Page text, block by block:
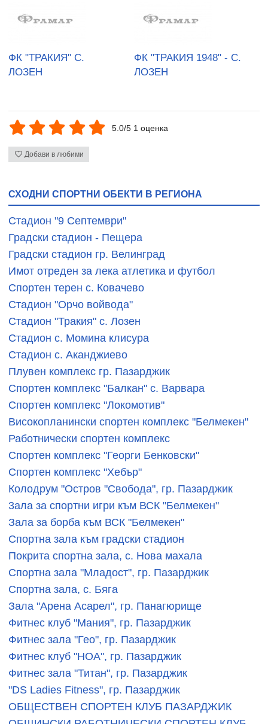
ФК "ТРАКИЯ" С.
ЛОЗЕН
ФК "ТРАКИЯ 1948" - С.
ЛОЗЕН
5.0/5 1 оценка
Добави в любими
СХОДНИ СПОРТНИ ОБЕКТИ В РЕГИОНА
Стадион "9 Септември"
Градски стадион - Пещера
Градски стадион гр. Велинград
Имот отреден за лека атлетика и футбол
Спортен терен с. Ковачево
Стадион "Орчо войвода"
Стадион "Тракия" с. Лозен
Стадион с. Момина клисура
Стадион с. Аканджиево
Плувен комплекс гр. Пазарджик
Спортен комплекс "Балкан" с. Варвара
Спортен комплекс "Локомотив"
Високопланински спортен комплекс "Белмекен"
Работнически спортен комплекс
Спортен комплекс "Георги Бенковски"
Спортен комплекс "Хебър"
Колодрум "Остров "Свобода", гр. Пазарджик
3ала за спортни игри към ВСК "Белмекен"
Зала за борба към ВСК "Белмекен"
Спортна зала към градски стадион
Покрита спортна зала, с. Нова махала
Спортна зала "Младост", гр. Пазарджик
Спортна зала, с. Бяга
Зала "Арена Асарел", гр. Панагюрище
Фитнес клуб "Мания", гр. Пазарджик
Фитнес зала "Гео", гр. Пазарджик
Фитнес клуб "НОА", гр. Пазарджик
Фитнес зала "Титан", гр. Пазарджик
"DS Ladies Fitness", гр. Пазарджик
ОБЩЕСТВЕН СПОРТЕН КЛУБ ПАЗАРДЖИК